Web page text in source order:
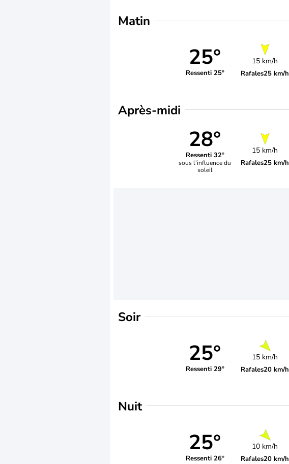
Matin
25°
Ressenti 25°
15 km/h
Rafales25 km/h
Après-midi
28°
Ressenti 32°
sous l’influence du
soleil
15 km/h
Rafales25 km/h
Soir
25°
Ressenti 29°
15 km/h
Rafales20 km/h
Nuit
25°
Ressenti 26°
10 km/h
Rafales20 km/h